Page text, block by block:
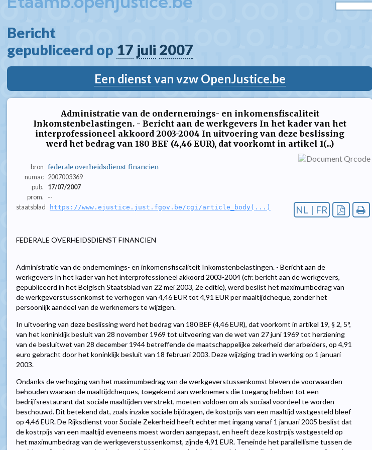
Bericht
gepubliceerd op 17 juli 2007
Een dienst van vzw OpenJustice.be
Administratie van de ondernemings- en inkomensfiscaliteit
Inkomstenbelastingen. - Bericht aan de werkgevers In het kader van het
interprofessioneel akkoord 2003-2004 In uitvoering van deze beslissing
werd het bedrag van 180 BEF (4,46 EUR), dat voorkomt in artikel 1(...)
bron federale overheidsdienst financien
numac 2007003369
pub.
17/07/2007
prom.
--
staatsblad
https://www.ejustice.just.fgov.be/cgi/article_body(...) NL | FR
FEDERALE OVERHEIDSDIENST FINANCIEN
Administratie van de ondernemings- en inkomensfiscaliteit Inkomstenbelastingen. - Bericht aan de
werkgevers In het kader van het interprofessioneel akkoord 2003-2004 (cfr. bericht aan de werkgevers,
gepubliceerd in het Belgisch Staatsblad van 22 mei 2003, 2e editie), werd beslist het maximumbedrag van
de werkgeverstussenkomst te verhogen van 4,46 EUR tot 4,91 EUR per maaltijdcheque, zonder het
persoonlijk aandeel van de werknemers te wijzigen.
In uitvoering van deze beslissing werd het bedrag van 180 BEF (4,46 EUR), dat voorkomt in artikel 19, § 2, 5°,
van het koninklijk besluit van 28 november 1969 tot uitvoering van de wet van 27 juni 1969 tot herziening
van de besluitwet van 28 december 1944 betreffende de maatschappelijke zekerheid der arbeiders, op 4,91
euro gebracht door het koninklijk besluit van 18 februari 2003. Deze wijziging trad in werking op 1 januari
2003.
Ondanks de verhoging van het maximumbedrag van de werkgeverstussenkomst bleven de voorwaarden
behouden waaraan de maaltijdcheques, toegekend aan werknemers die toegang hebben tot een
bedrijfsrestaurant dat sociale maaltijden verstrekt, moeten voldoen om als sociaal voordeel te worden
beschouwd. Dit betekend dat, zoals inzake sociale bijdragen, de kostprijs van een maaltijd vastgesteld bleef
op 4,46 EUR. De Rijksdienst voor Sociale Zekerheid heeft echter met ingang vanaf 1 januari 2005 beslist dat
de kostrpijs van een maaltijd eveneens moest worden aangepast, en heeft deze kostrpijs vastgesteld op
het maximumbedrag van de werkgeverstussenkomst, zijnde 4,91 EUR. Teneinde het parallellisme tussen de